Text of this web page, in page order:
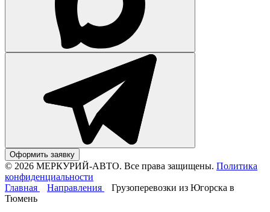
Оформить заявку
© 2026 МЕРКУРИЙ-АВТО. Все права защищены. Политика
конфиденциальности
Главная
Направления
Грузоперевозки из Югорска в
Тюмень